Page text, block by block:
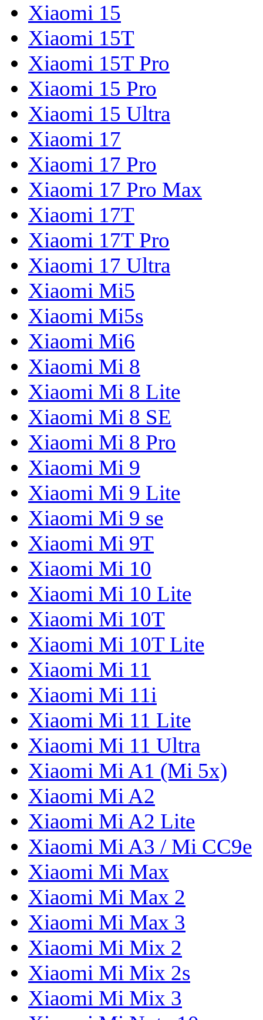
Xiaomi 15
Xiaomi 15T
Xiaomi 15T Pro
Xiaomi 15 Pro
Xiaomi 15 Ultra
Xiaomi 17
Xiaomi 17 Pro
Xiaomi 17 Pro Max
Xiaomi 17T
Xiaomi 17T Pro
Xiaomi 17 Ultra
Xiaomi Mi5
Xiaomi Mi5s
Xiaomi Mi6
Xiaomi Mi 8
Xiaomi Mi 8 Lite
Xiaomi Mi 8 SE
Xiaomi Mi 8 Pro
Xiaomi Mi 9
Xiaomi Mi 9 Lite
Xiaomi Mi 9 se
Xiaomi Mi 9T
Xiaomi Mi 10
Xiaomi Mi 10 Lite
Xiaomi Mi 10T
Xiaomi Mi 10T Lite
Xiaomi Mi 11
Xiaomi Mi 11i
Xiaomi Mi 11 Lite
Xiaomi Mi 11 Ultra
Xiaomi Mi A1 (Mi 5x)
Xiaomi Mi A2
Xiaomi Mi A2 Lite
Xiaomi Mi A3 / Mi CC9e
Xiaomi Mi Max
Xiaomi Mi Max 2
Xiaomi Mi Max 3
Xiaomi Mi Mix 2
Xiaomi Mi Mix 2s
Xiaomi Mi Mix 3